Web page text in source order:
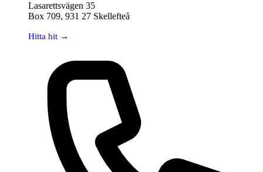
Lasarettsvägen 35
Box 709, 931 27 Skellefteå
Hitta hit →